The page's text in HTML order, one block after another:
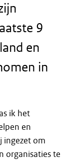
9
en
in
ik het
en
ingezet om
organisaties te